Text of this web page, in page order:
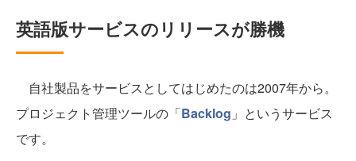
英語版サービスのリリースが勝機
自社製品をサービスとしてはじめたのは2007年から。
プロジェクト管理ツールの「Backlog 」というサービス
です。